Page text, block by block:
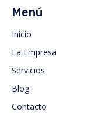
Menú
Inicio
La Empresa
Servicios
Blog
Contacto